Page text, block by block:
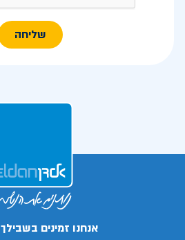
שליחה
אנחנו זמינים בשבילך